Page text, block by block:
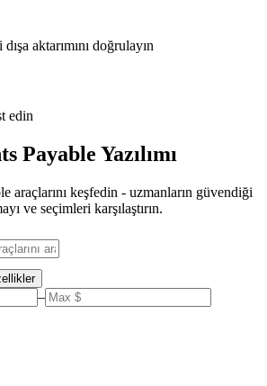
aktarımını doğrulayın
edin
Payable Yazılımı
araçlarını keşfedin - uzmanların güvendiği
ve seçimleri karşılaştırın.
–